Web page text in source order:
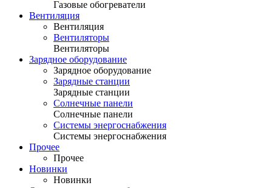
Газовые обогреватели
Вентиляция
Вентиляция
Вентиляторы
Вентиляторы
Зарядное оборудование
Зарядное оборудование
Зарядные станции
Зарядные станции
Солнечные панели
Солнечные панели
Системы энергоснабжения
Системы энергоснабжения
Прочее
Прочее
Новинки
Новинки